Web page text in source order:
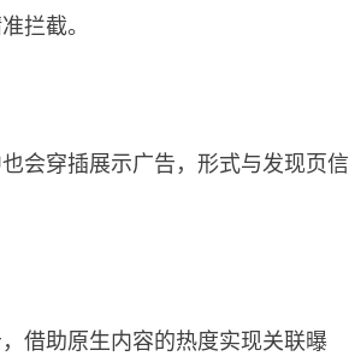
拦截。
会穿插展示广告，形式与发现页信
借助原生内容的热度实现关联曝